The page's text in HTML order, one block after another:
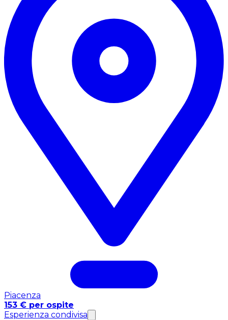
Piacenza
153 € per ospite
Esperienza condivisa